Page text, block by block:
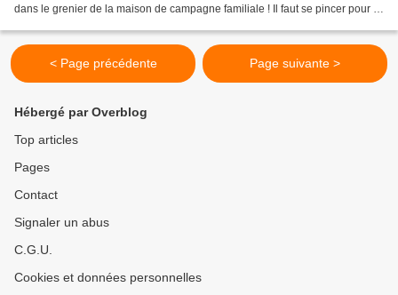
dans le grenier de la maison de campagne familiale ! Il faut se pincer pour le
< Page précédente Page suivante >
Hébergé par Overblog
Top articles
Pages
Contact
Signaler un abus
C.G.U.
Cookies et données personnelles